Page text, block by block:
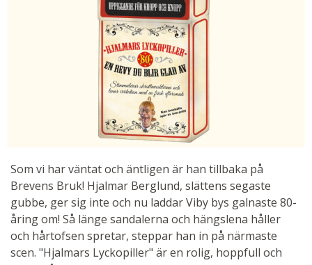
Som vi har väntat och äntligen är han tillbaka på
Brevens Bruk! Hjalmar Berglund, slättens segaste
gubbe, ger sig inte och nu laddar Viby bys galnaste 80-
åring om! Så länge sandalerna och hängslena håller
och hårtofsen spretar, steppar han in på närmaste
scen. "Hjalmars Lyckopiller" är en rolig, hoppfull och